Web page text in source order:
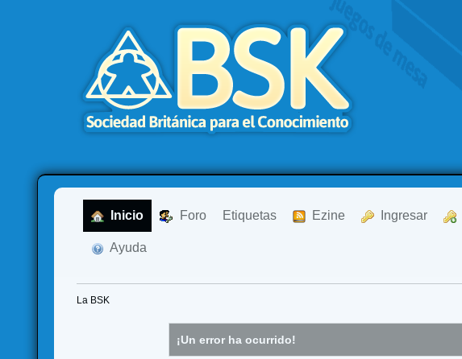
Inicio Foro Etiquetas Ezine Ingresar
Ayuda
La BSK
¡Un error ha ocurrido!